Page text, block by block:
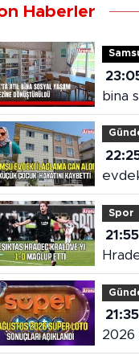
Haberler
bina
Spor
21:55
0
21:35
2026